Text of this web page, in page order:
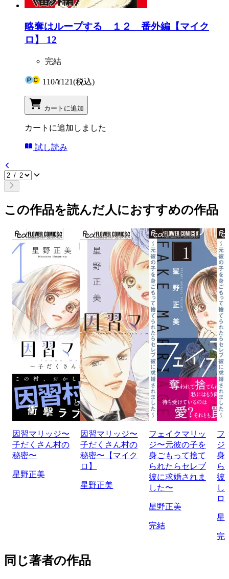
略奪はループする １２ 番外編【マイク
ロ】 12
完結
110/¥121(税込)
カートに追加
カートに追加しました
試し読み
この作品を読んだ人におすすめの作品
因習マリッジ〜
子だくさん村の
秘密〜
星野正美
因習マリッジ〜
子だくさん村の
秘密〜【マイク
ロ】
星野正美
フェイクマリッ
ジ〜元彼の子を
身ごもって捨て
られたらセレブ
彼に求婚されま
した〜
星野正美
完結
フ
ジ
身
ら
彼
し
ロ
星
完
同じ著者の作品